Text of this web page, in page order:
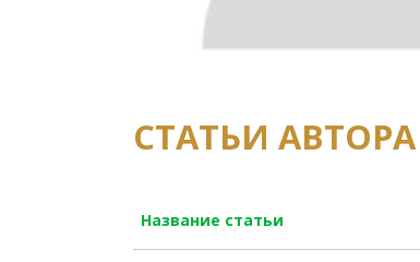
СТАТЬИ АВТОРА
Название статьи